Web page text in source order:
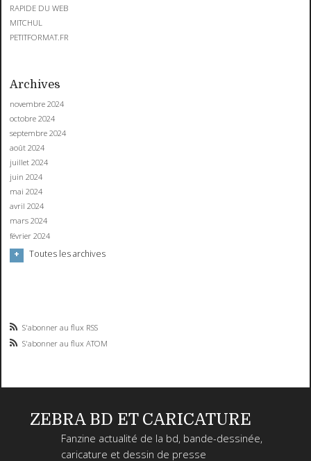
RAPIDE DU WEB
MITCHUL
PETITFORMAT.FR
Archives
novembre 2024
octobre 2024
septembre 2024
août 2024
juillet 2024
juin 2024
mai 2024
avril 2024
mars 2024
février 2024
Toutes les archives
S'abonner au flux RSS
S'abonner au flux ATOM
ZEBRA BD ET CARICATURE
Fanzine actualité de la bd, bande-dessinée,
caricature et dessin de presse